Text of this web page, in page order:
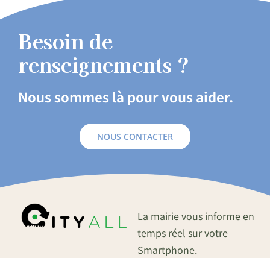
Besoin de
renseignements ?
Nous sommes là pour vous aider.
NOUS CONTACTER
La mairie vous informe en
temps réel sur votre
Smartphone.